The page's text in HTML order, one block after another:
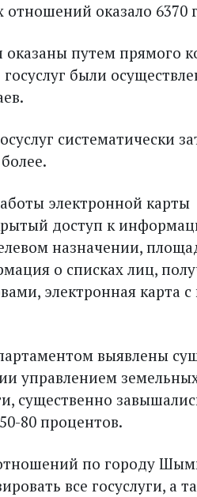
оказало 6370
путем прямого
были
систематически
электронной карты
доступ к
назначении,
о списках лиц,
электронная карта
выявлены
управлением
существенно
80 процентов.
по городу
все госуслуги, а